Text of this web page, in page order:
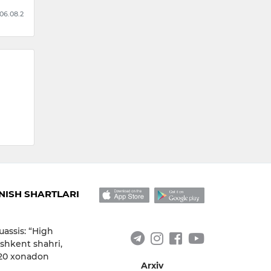
SHARTLARI
“High
shahri,
xonadon
Arxiv